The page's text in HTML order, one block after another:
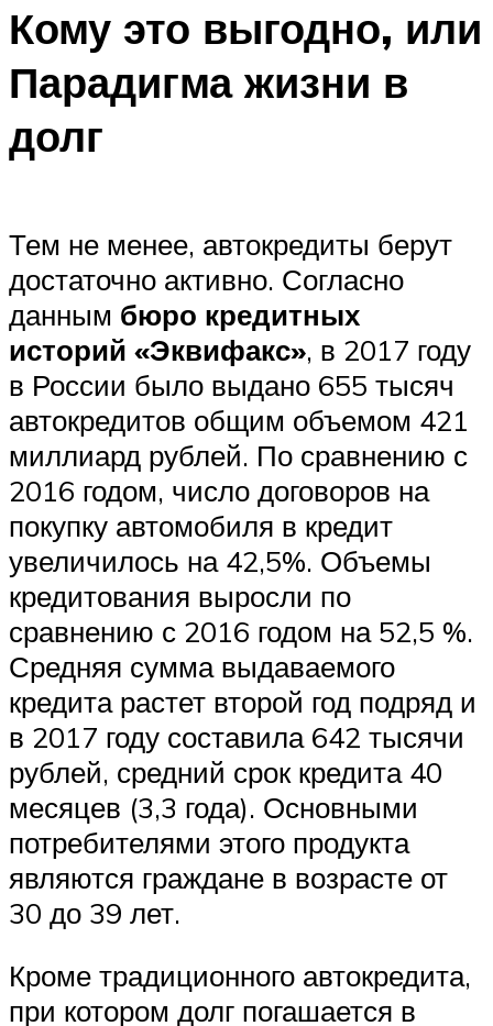
Кому это выгодно, или
Парадигма жизни в
долг
Тем не менее, автокредиты берут
достаточно активно. Согласно
данным бюро кредитных
историй «Эквифакс», в 2017 году
в России было выдано 655 тысяч
автокредитов общим объемом 421
миллиард рублей. По сравнению с
2016 годом, число договоров на
покупку автомобиля в кредит
увеличилось на 42,5%. Объемы
кредитования выросли по
сравнению с 2016 годом на 52,5 %.
Средняя сумма выдаваемого
кредита растет второй год подряд и
в 2017 году составила 642 тысячи
рублей, средний срок кредита 40
месяцев (3,3 года). Основными
потребителями этого продукта
являются граждане в возрасте от
30 до 39 лет.
Кроме традиционного автокредита,
при котором долг погашается в